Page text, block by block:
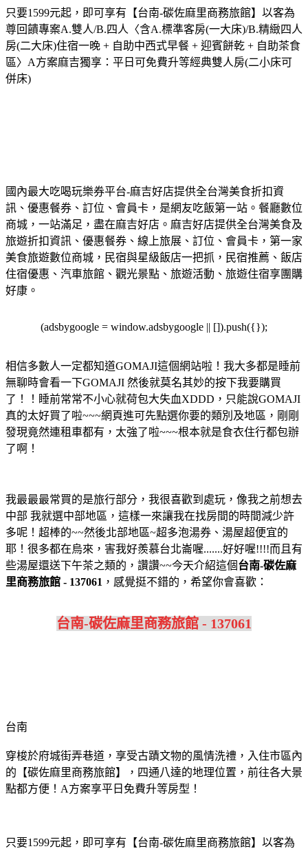
只要1599元起，即可享有【台南-碳佐麻里商務旅館】以客為
尊回饋專案A.雙人/B.四人〈含A.標準客房(一大床)/B.精緻四人
房(二大床)住宿一晚 + 自助中西式早餐 + 迎賓餅乾 + 自助茶食
區〉A方案麻吉獨享：平日可免費升等經典雙人房(二小床可
併床)
國內最大吃喝玩樂券平台-麻吉好店提供全台灣美食折扣資
訊、優惠餐券、訂位、會員卡，是網友吃飯第一站。餐廳數位
商城，一站滿足，盡在麻吉好店。麻吉好店提供全台灣美食及
旅遊折扣資訊、優惠餐券、線上旅展、訂位、會員卡，第一家
美食旅遊數位商城，民宿與星級飯店一把抓，民宿推薦、飯店
住宿優惠、汽車旅館、觀光景點、旅遊活動、旅遊住宿享團購
好康。
(adsbygoogle = window.adsbygoogle || []).push({});
相信多數人一定都知道GOMAJI這個網站啦！我大多都是睡前
無聊時會看一下GOMAJI 然後就莫名其妙的按下我要購買
了！！睡前常常不小心就荷包大失血XDDD，只能說GOMAJI
真的太好買了啦~~~網頁進可先點選你要的類別及地區，剛剛
發現竟然連租車都有，太強了啦~~~根本就是食衣住行都包辦
了啊！
我最最最常買的是旅行部分，我很喜歡到處玩，像我之前想去
中部 我就選中部地區，這樣一來讓我在找房間的時間減少許
多呢！超棒的~~然後北部地區~超多泡湯券、湯屋超便宜的
耶！很多都在烏來，害我好羨慕台北崙喔.......好好喔!!!!而且有
些湯屋還送下午茶之類的，讚讚~~今天介紹這個台南-碳佐麻
里商務旅館 - 137061 ，感覺挺不錯的，希望你會喜歡：
台南-碳佐麻里商務旅館 - 137061
台南
穿梭於府城街弄巷道，享受古蹟文物的風情洗禮，入住市區內
的【碳佐麻里商務旅館】，四通八達的地理位置，前往各大景
點都方便！A方案享平日免費升等房型！
只要1599元起，即可享有【台南-碳佐麻里商務旅館】以客為